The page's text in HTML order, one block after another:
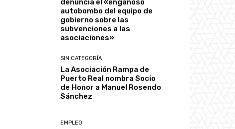
denuncia el «engañoso
autobombo del equipo de
gobierno sobre las
subvenciones a las
asociaciones»
SIN CATEGORÍA
La Asociación Rampa de
Puerto Real nombra Socio
de Honor a Manuel Rosendo
Sánchez
EMPLEO